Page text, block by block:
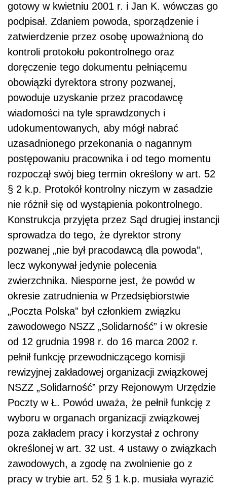
gotowy w kwietniu 2001 r. i Jan K. wówczas go
podpisał. Zdaniem powoda, sporządzenie i
zatwierdzenie przez osobę upoważnioną do
kontroli protokołu pokontrolnego oraz
doręczenie tego dokumentu pełniącemu
obowiązki dyrektora strony pozwanej,
powoduje uzyskanie przez pracodawcę
wiadomości na tyle sprawdzonych i
udokumentowanych, aby mógł nabrać
uzasadnionego przekonania o nagannym
postępowaniu pracownika i od tego momentu
rozpoczął swój bieg termin określony w art. 52
§ 2 k.p. Protokół kontrolny niczym w zasadzie
nie różnił się od wystąpienia pokontrolnego.
Konstrukcja przyjęta przez Sąd drugiej instancji
sprowadza do tego, że dyrektor strony
pozwanej „nie był pracodawcą dla powoda”,
lecz wykonywał jedynie polecenia
zwierzchnika. Niesporne jest, że powód w
okresie zatrudnienia w Przedsiębiorstwie
„Poczta Polska” był członkiem związku
zawodowego NSZZ „Solidarność” i w okresie
od 12 grudnia 1998 r. do 16 marca 2002 r.
pełnił funkcję przewodniczącego komisji
rewizyjnej zakładowej organizacji związkowej
NSZZ „Solidarność” przy Rejonowym Urzędzie
Poczty w Ł. Powód uważa, że pełnił funkcję z
wyboru w organach organizacji związkowej
poza zakładem pracy i korzystał z ochrony
określonej w art. 32 ust. 4 ustawy o związkach
zawodowych, a zgodę na zwolnienie go z
pracy w trybie art. 52 § 1 k.p. musiała wyrazić